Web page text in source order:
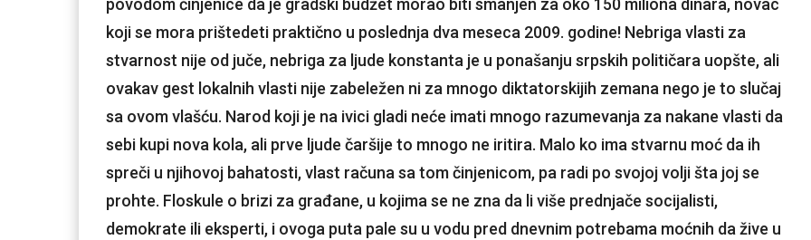
povodom činjenice da je gradski budžet morao biti smanjen za oko 150 miliona dinara, novac
koji se mora prištedeti praktično u poslednja dva meseca 2009. godine! Nebriga vlasti za
stvarnost nije od juče, nebriga za ljude konstanta je u ponašanju srpskih političara uopšte, ali
ovakav gest lokalnih vlasti nije zabeležen ni za mnogo diktatorskijih zemana nego je to slučaj
sa ovom vlašću. Narod koji je na ivici gladi neće imati mnogo razumevanja za nakane vlasti da
sebi kupi nova kola, ali prve ljude čaršije to mnogo ne iritira. Malo ko ima stvarnu moć da ih
spreči u njihovoj bahatosti, vlast računa sa tom činjenicom, pa radi po svojoj volji šta joj se
prohte. Floskule o brizi za građane, u kojima se ne zna da li više prednjače socijalisti,
demokrate ili eksperti, i ovoga puta pale su u vodu pred dnevnim potrebama moćnih da žive u